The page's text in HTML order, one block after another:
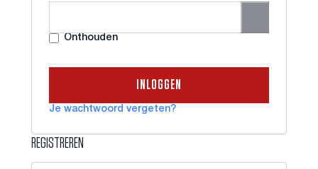
Onthouden
INLOGGEN
Je wachtwoord vergeten?
REGISTREREN